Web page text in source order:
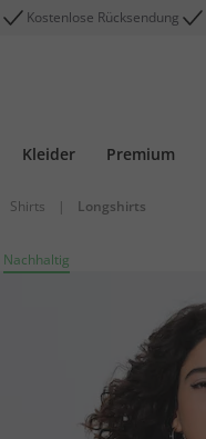
Kostenlose Rücksendung
Kleider Premium
Shirts | Longshirts
Nachhaltig